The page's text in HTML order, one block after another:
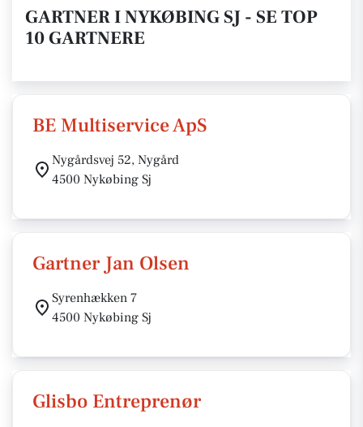
GARTNER I NYKØBING SJ - SE TOP
10 GARTNERE
BE Multiservice ApS
Nygårdsvej 52, Nygård
4500 Nykøbing Sj
Gartner Jan Olsen
Syrenhækken 7
4500 Nykøbing Sj
Glisbo Entreprenør